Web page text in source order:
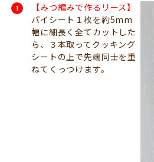
【みつ編みで作るリース】
パイシート１枚を約5mm
幅に細長く全てカットした
ら、３本取ってクッキング
シートの上で先端同士を重
ねてくっつけます。